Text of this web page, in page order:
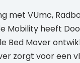
met VUmc,
Mobility heeft
Bed Mover
zorgt voor een